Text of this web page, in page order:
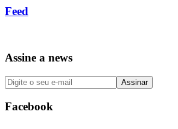
Feed
Assine a news
Facebook